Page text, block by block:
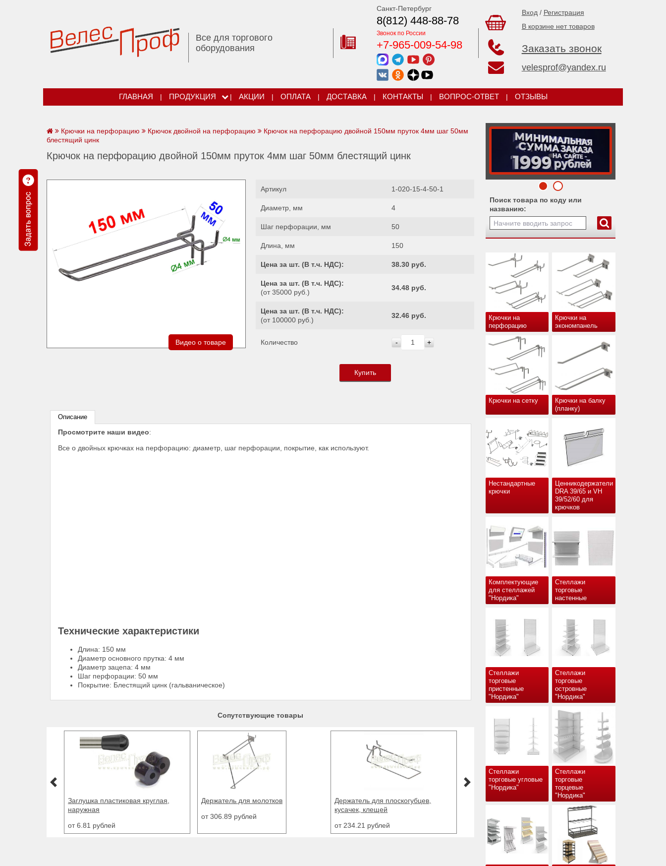
Все для торгового
оборудования
Санкт-Петербург
8(812) 448-88-78
Звонок по России
+7-965-009-54-98
Вход / Регистрация
В корзине нет товаров
Заказать звонок
velesprof@yandex.ru
ГЛАВНАЯ | ПРОДУКЦИЯ | АКЦИИ | ОПЛАТА | ДОСТАВКА | КОНТАКТЫ | ВОПРОС-ОТВЕТ | ОТЗЫВЫ
Поиск товара по коду или
названию:
Крючки на
перфорацию
Крючки на
экономпанель
Крючки на сетку
Крючки на балку
(планку)
Нестандартные
крючки
Ценникодержатели
DRA 39/65 и VH
39/52/60 для
крючков
Комплектующие
для стеллажей
"Нордика"
Стеллажи
торговые
настенные
Стеллажи
торговые
пристенные
"Нордика"
Стеллажи
торговые
островные
"Нордика"
Стеллажи
торговые угловые
"Нордика"
Стеллажи
торговые
торцевые
"Нордика"
Крючки на перфорацию Крючок двойной на перфорацию
Крючок на перфорацию двойной 150мм пруток 4мм шаг 50мм
блестящий цинк
Крючок на перфорацию двойной 150мм пруток 4мм шаг 50мм блестящий цинк
Видео о товаре
Артикул 1-020-15-4-50-1
Диаметр, мм 4
Шаг перфорации, мм 50
Длина, мм 150
Цена за шт. (В т.ч. НДС): 38.30 руб.
Цена за шт. (В т.ч. НДС):
(от 35000 руб.)
34.48 руб.
Цена за шт. (В т.ч. НДС):
(от 100000 руб.)
32.46 руб.
Количество - +
Купить
Описание
Просмотрите наши видео:
Все о двойных крючках на перфорацию: диаметр, шаг перфорации, покрытие, как используют.
Технические характеристики
Длина: 150 мм
Диаметр основного прутка: 4 мм
Диаметр зацепа: 4 мм
Шаг перфорации: 50 мм
Покрытие: Блестящий цинк (гальваническое)
Сопутствующие товары
Заглушка пластиковая круглая,
наружная
от 6.81 рублей
Держатель для молотков
от 306.89 рублей
Держатель для плоскогубцев,
кусачек, клещей
от 234.21 рублей
Держатель для дрелей,
от 150.42 рублей